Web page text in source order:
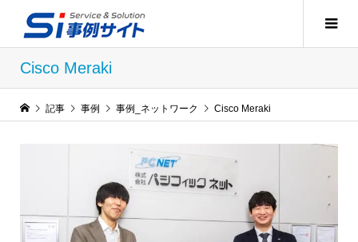
Cisco Meraki
記事 事例 事例_ネットワーク Cisco Meraki